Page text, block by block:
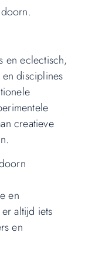
en eclectisch,
en disciplines
creatieve
en
altijd iets
en